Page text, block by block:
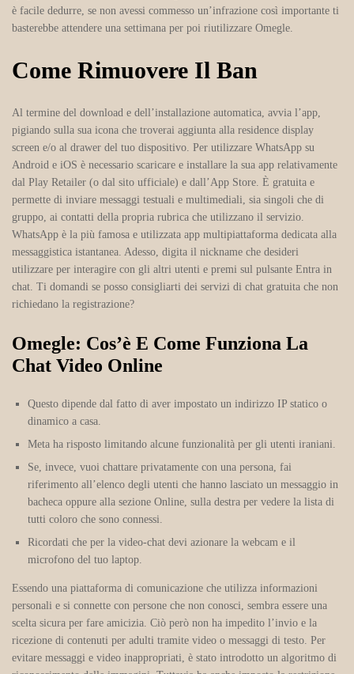
è facile dedurre, se non avessi commesso un’infrazione così importante ti
basterebbe attendere una settimana per poi riutilizzare Omegle.
Come Rimuovere Il Ban
Al termine del download e dell’installazione automatica, avvia l’app,
pigiando sulla sua icona che troverai aggiunta alla residence display
screen e/o al drawer del tuo dispositivo. Per utilizzare WhatsApp su
Android e iOS è necessario scaricare e installare la sua app relativamente
dal Play Retailer (o dal sito ufficiale) e dall’App Store. È gratuita e
permette di inviare messaggi testuali e multimediali, sia singoli che di
gruppo, ai contatti della propria rubrica che utilizzano il servizio.
WhatsApp è la più famosa e utilizzata app multipiattaforma dedicata alla
messaggistica istantanea. Adesso, digita il nickname che desideri
utilizzare per interagire con gli altri utenti e premi sul pulsante Entra in
chat. Ti domandi se posso consigliarti dei servizi di chat gratuita che non
richiedano la registrazione?
Omegle: Cos’è E Come Funziona La
Chat Video Online
Questo dipende dal fatto di aver impostato un indirizzo IP statico o
dinamico a casa.
Meta ha risposto limitando alcune funzionalità per gli utenti iraniani.
Se, invece, vuoi chattare privatamente con una persona, fai
riferimento all’elenco degli utenti che hanno lasciato un messaggio in
bacheca oppure alla sezione Online, sulla destra per vedere la lista di
tutti coloro che sono connessi.
Ricordati che per la video-chat devi azionare la webcam e il
microfono del tuo laptop.
Essendo una piattaforma di comunicazione che utilizza informazioni
personali e si connette con persone che non conosci, sembra essere una
scelta sicura per fare amicizia. Ciò però non ha impedito l’invio e la
ricezione di contenuti per adulti tramite video o messaggi di testo. Per
evitare messaggi e video inappropriati, è stato introdotto un algoritmo di